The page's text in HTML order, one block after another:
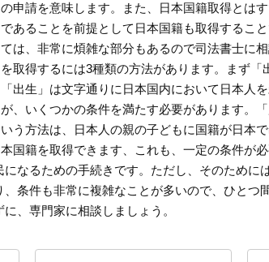
の申請を意味します。また、日本国籍取得とは
であることを前提として日本国籍も取得するこ
ては、非常に煩雑な部分もあるので司法書士に
を取得するには3種類の方法があります。まず「
「出生」は文字通りに日本国内において日本人
が、いくつかの条件を満たす必要があります。
いう方法は、日本人の親の子どもに国籍が日本
本国籍を取得できます、これも、一定の条件が
なるための手続きです。ただし、そのために
条件も非常に複雑なことが多いので、ひとつ
、専門家に相談しましょう。